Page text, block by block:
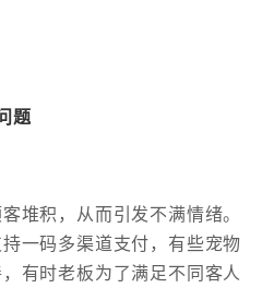
题
堆积，从而引发不满情绪。
一码多渠道支付，有些宠物
有时老板为了满足不同客人